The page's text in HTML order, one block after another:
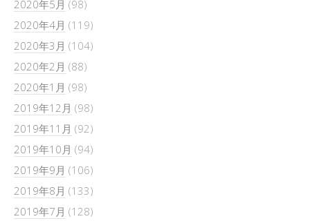
2020年5月 (98)
2020年4月 (119)
2020年3月 (104)
2020年2月 (88)
2020年1月 (98)
2019年12月 (98)
2019年11月 (92)
2019年10月 (94)
2019年9月 (106)
2019年8月 (133)
2019年7月 (128)